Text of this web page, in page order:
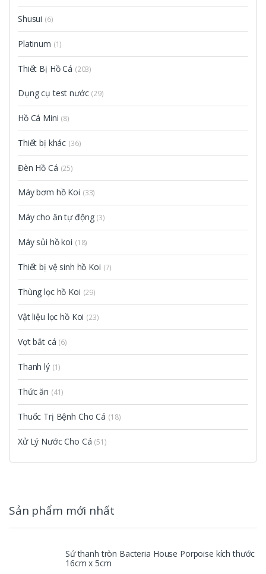
Shusui (6)
Platinum (1)
Thiết Bị Hồ Cá (203)
Dụng cụ test nước (29)
Hồ Cá Mini (8)
Thiết bị khác (36)
Đèn Hồ Cá (25)
Máy bơm hồ Koi (33)
Máy cho ăn tự động (3)
Máy sủi hồ koi (18)
Thiết bị vệ sinh hồ Koi (7)
Thùng lọc hồ Koi (29)
Vật liệu lọc hồ Koi (23)
Vợt bắt cá (6)
Thanh lý (1)
Thức ăn (41)
Thuốc Trị Bệnh Cho Cá (18)
Xử Lý Nước Cho Cá (51)
Sản phẩm mới nhất
Sứ thanh tròn Bacteria House Porpoise kích thước
16cm x 5cm